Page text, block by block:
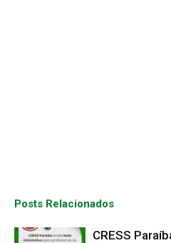
Posts Relacionados
CRESS